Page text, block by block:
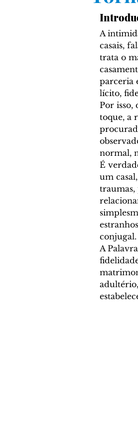
Reis
A
casais,
trata o
parceria
lícito,
Por isso,
toque, a
normal,
É
um
traumas,
conjugal.
A